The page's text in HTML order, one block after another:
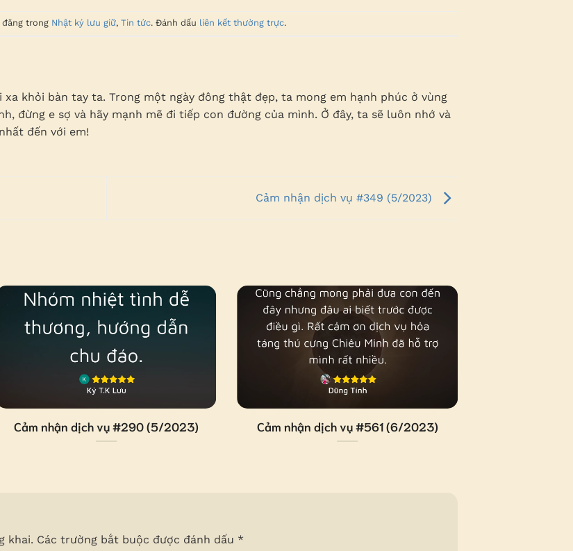
đăng trong Nhật ký lưu giữ, Tin tức. Đánh dấu liên kết thường trực.
xa khỏi bàn tay ta. Trong một ngày đông thật đẹp, ta mong em hạnh phúc ở vùng
đừng e sợ và hãy mạnh mẽ đi tiếp con đường của mình. Ở đây, ta sẽ luôn nhớ và
đến với em!
Cảm nhận dịch vụ #349 (5/2023)
Cảm nhận dịch vụ #290 (5/2023) Cảm nhận dịch vụ #561 (6/2023)
khai. Các trường bắt buộc được đánh dấu *